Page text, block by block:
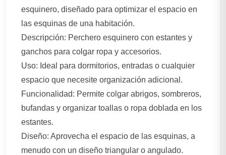
esquinero, diseñado para optimizar el espacio en
las esquinas de una habitación.
Descripción: Perchero esquinero con estantes y
ganchos para colgar ropa y accesorios.
Uso: Ideal para dormitorios, entradas o cualquier
espacio que necesite organización adicional.
Funcionalidad: Permite colgar abrigos, sombreros,
bufandas y organizar toallas o ropa doblada en los
estantes.
Diseño: Aprovecha el espacio de las esquinas, a
menudo con un diseño triangular o angulado.